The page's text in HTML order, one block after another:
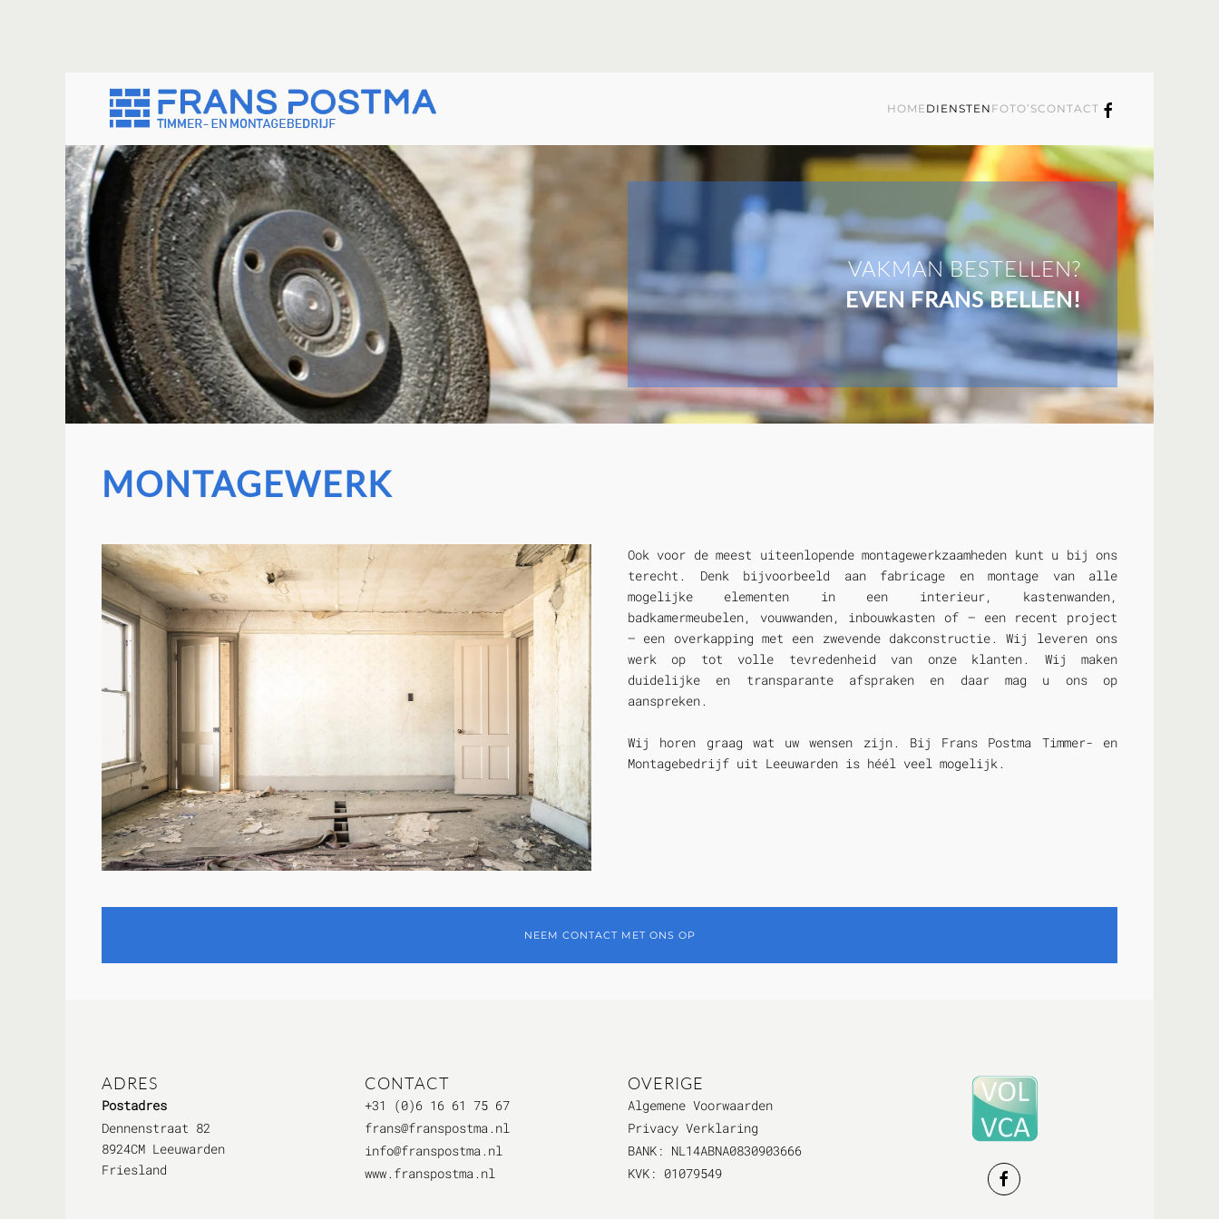
HOME DIENSTEN FOTO’SCONTACT
VAKMAN BESTELLEN?
EVEN FRANS BELLEN!
MONTAGEWERK
Ook voor de meest uiteenlopende montagewerkzaamheden kunt u bij ons
terecht. Denk bijvoorbeeld aan fabricage en montage van alle
mogelijke elementen in een interieur, kastenwanden,
badkamermeubelen, vouwwanden, inbouwkasten of – een recent project
– een overkapping met een zwevende dakconstructie. Wij leveren ons
werk op tot volle tevredenheid van onze klanten. Wij maken
duidelijke en transparante afspraken en daar mag u ons op
aanspreken.
Wij horen graag wat uw wensen zijn. Bij Frans Postma Timmer- en
Montagebedrijf uit Leeuwarden is héél veel mogelijk.
NEEM CONTACT MET ONS OP
ADRES
Postadres
Dennenstraat 82
8924CM Leeuwarden
Friesland
CONTACT
+31 (0)6 16 61 75 67
frans@franspostma.nl
info@franspostma.nl
www.franspostma.nl
OVERIGE
Algemene Voorwaarden
Privacy Verklaring
BANK: NL14ABNA0830903666
KVK: 01079549